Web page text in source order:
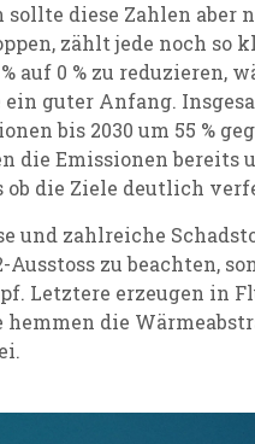
diese Zahlen aber
zählt jede noch so
auf 0 % zu reduzieren,
guter Anfang.
bis 2030 um 55 %
die Emissionen bereits
ob die Ziele deutlich
und zahlreiche
zu beachten,
Letztere erzeugen in
hemmen die